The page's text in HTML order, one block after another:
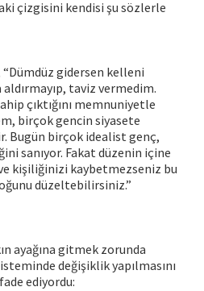
çizgisini kendisi şu sözlerle
gidersen kelleni
taviz vermedim.
çıktığını memnuniyetle
birçok gencin siyasete
Bugün birçok idealist genç,
sanıyor. Fakat düzenin içine
kişiliğinizi kaybetmezseniz bu
düzeltebilirsiniz.”
ayağına gitmek zorunda
değişiklik yapılmasını
ediyordu: